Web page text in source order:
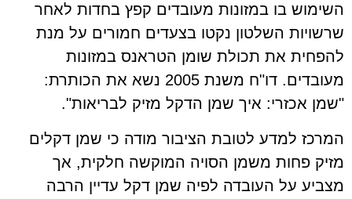
השימוש בו במזונות מעובדים קפץ בחדות לאחר
שרשויות השלטון נקטו בצעדים חמורים על מנת
להפחית את תכולת שומן הטראנס במזונות
מעובדים. דו"ח משנת 2005 נשא את הכותרת:
"שמן אכזרי: איך שמן הדקל מזיק לבריאות".
המרכז למדע לטובת הציבור מודה כי שמן דקלים
מזיק פחות משמן הסויה המוקשה חלקית, אך
מצביע על העובדה לפיה שמן דקל עדיין הרבה